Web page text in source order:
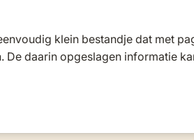
klein bestandje dat met
daarin opgeslagen informatie
for Tuinstoelen